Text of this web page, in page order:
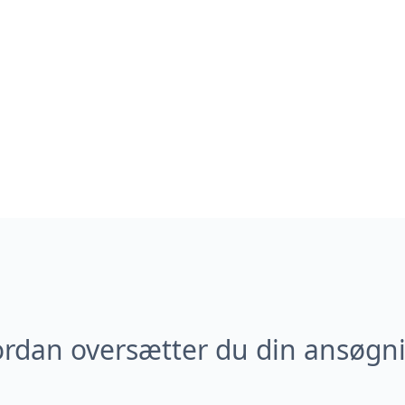
oversætter du din